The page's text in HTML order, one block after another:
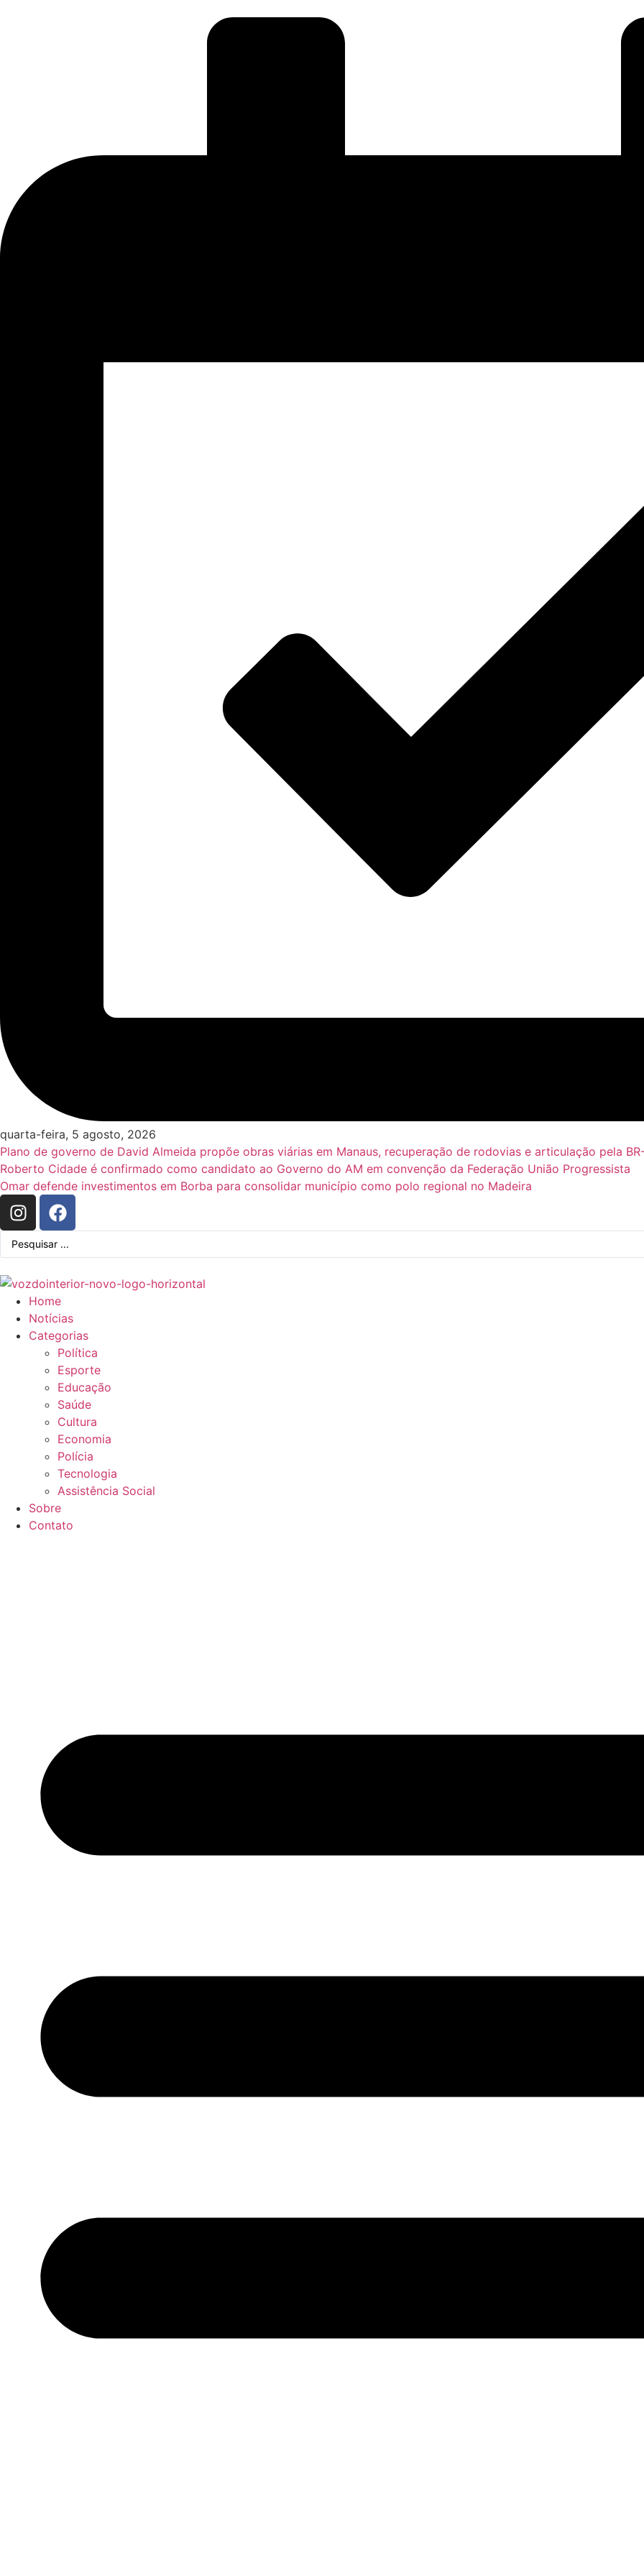
quarta-feira, 5 agosto, 2026
Plano de governo de David Almeida propõe obras viárias em Manaus, recuperação de rodovias e articulação pela
Roberto Cidade é confirmado como candidato ao Governo do AM em convenção da Federação União Progressista
Omar defende investimentos em Borba para consolidar município como polo regional no Madeira
Home
Notícias
Categorias
Política
Esporte
Educação
Saúde
Cultura
Economia
Polícia
Tecnologia
Assistência Social
Sobre
Contato